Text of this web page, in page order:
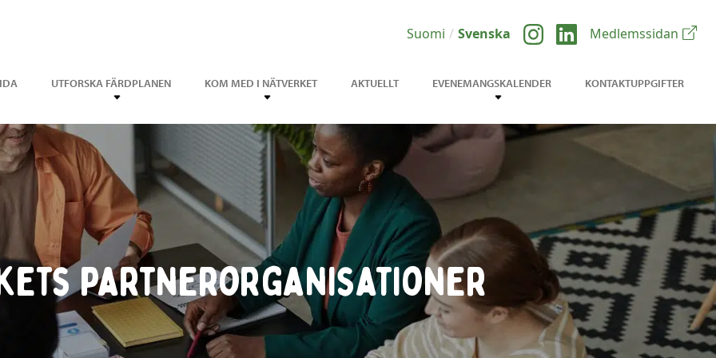
UTFORSKA FÄRDPLANEN KOM MED I NÄTVERKET AKTUELLT EVENEMANGSKALENDER KONTAKTUPPGIFTER
Suomi Svenska Medlemssidan
partnerorganisationer